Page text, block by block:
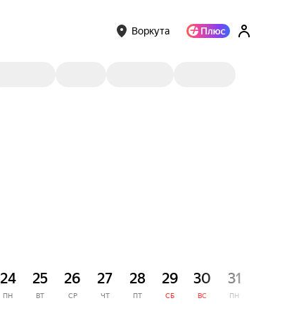
Воркута
24
ПН
25
ВТ
26
СР
27
ЧТ
28
ПТ
29
СБ
30
ВС
31
ПН